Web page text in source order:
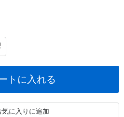
トに入れる
気に入りに追加